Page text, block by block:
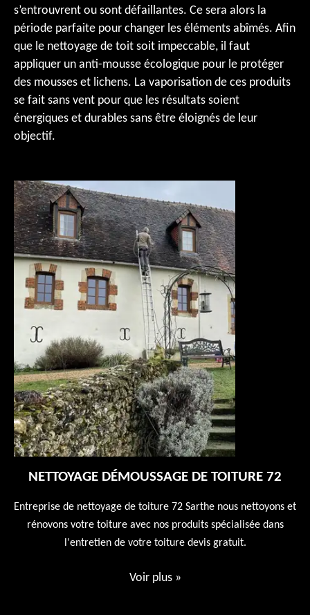
s’entrouvrent ou sont défaillantes. Ce sera alors la
période parfaite pour changer les éléments abîmés. Afin
que le nettoyage de toit soit impeccable, il faut
appliquer un anti-mousse écologique pour le protéger
des mousses et lichens. La vaporisation de ces produits
se fait sans vent pour que les résultats soient
énergiques et durables sans être éloignés de leur
objectif.
NETTOYAGE DÉMOUSSAGE DE TOITURE 72
Entreprise de nettoyage de toiture 72 Sarthe nous nettoyons et
rénovons votre toiture avec nos produits spécialisée dans
l'entretien de votre toiture devis gratuit.
Voir plus »